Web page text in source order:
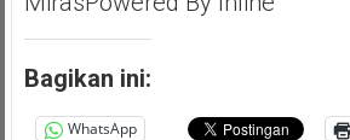
Bagikan ini:
WhatsApp